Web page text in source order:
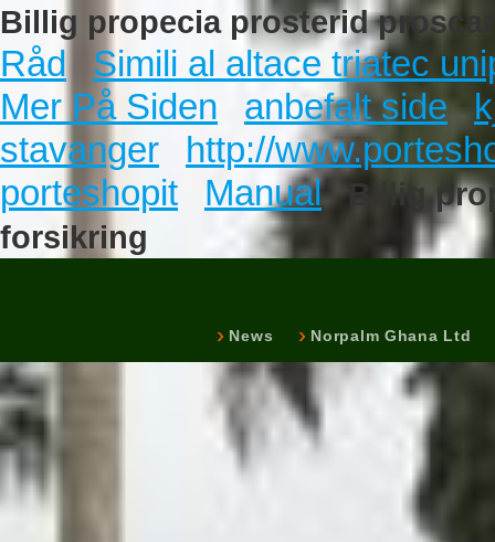
Billig propecia prosterid
Råd
Simili al altace triatec
Mer På Siden
anbefalt side
stavanger
http://
porteshopit
Manual
Billig
forsikring
News Norpalm Ghana Ltd